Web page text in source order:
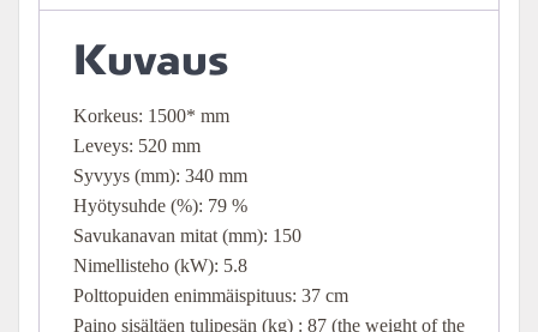
Kuvaus
Korkeus: 1500* mm
Leveys: 520 mm
Syvyys (mm): 340 mm
Hyötysuhde (%): 79 %
Savukanavan mitat (mm): 150
Nimellisteho (kW): 5.8
Polttopuiden enimmäispituus: 37 cm
Paino sisältäen tulipesän (kg) : 87 (the weight of the